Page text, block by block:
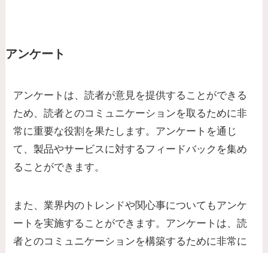
アンケート
アンケートは、読者が意見を提供することができる
ため、読者とのコミュニケーションを取るために非
常に重要な役割を果たします。アンケートを通じ
て、製品やサービスに対するフィードバックを集め
ることができます。
また、業界内のトレンドや関心事についてもアンケ
ートを実施することができます。 アンケートは、読
者とのコミュニケーションを構築するために非常に